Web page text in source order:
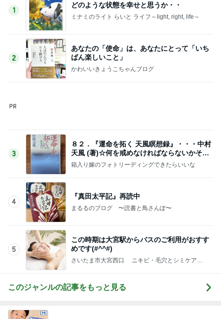
4
『真田太平記』再読中
まるるのブログ 〜読書と鳥さんぽ〜
5
この時期は大宮駅からバスのご利用がおすす
めです(#^^#)
さいたま市大宮西口 ニキビ・毛穴とシミケア専
レジェンド松下のなんでもプレゼン！
Amebaトピックス 21時間前
團十郎 みんなで歩いた初めての朝
Amebaトピックス 1日前
帰国した友達からの嬉しいお土産
Amebaトピックス 1日前
Amebaトピックス 11時間前